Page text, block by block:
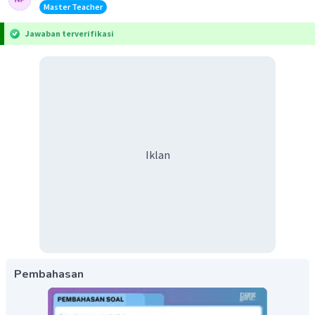
Master Teacher
Jawaban terverifikasi
Iklan
Pembahasan